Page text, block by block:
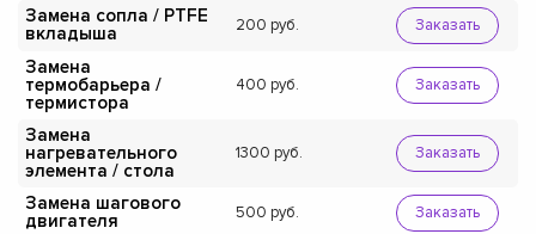
Замена сопла / PTFE
вкладыша
200 Заказать
Замена
термобарьера /
термистора
400 Заказать
Замена
нагревательного
элемента / стола
1300 Заказать
Замена шагового
двигателя
500 Заказать